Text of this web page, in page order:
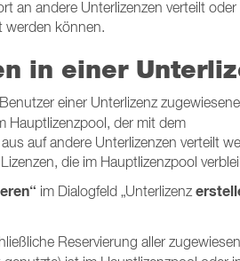
an andere Unterlizenzen verteilt oder
werden können.
in einer
einer Unterlizenz zugewiesene
Hauptlizenzpool, der mit dem
auf andere Unterlizenzen verteilt
die im Hauptlizenzpool
im Dialogfeld „Unterlizenz
Reservierung aller